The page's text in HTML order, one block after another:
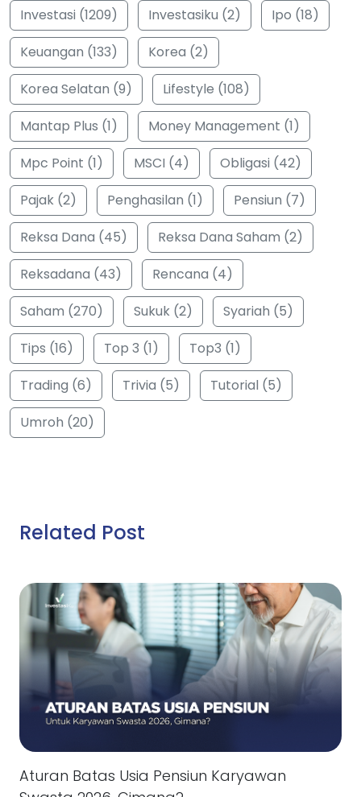
Investasi (1209)
Investasiku (2)
Ipo (18)
Keuangan (133)
Korea (2)
Korea Selatan (9)
Lifestyle (108)
Mantap Plus (1)
Money Management (1)
Mpc Point (1)
MSCI (4)
Obligasi (42)
Pajak (2)
Penghasilan (1)
Pensiun (7)
Reksa Dana (45)
Reksa Dana Saham (2)
Reksadana (43)
Rencana (4)
Saham (270)
Sukuk (2)
Syariah (5)
Tips (16)
Top 3 (1)
Top3 (1)
Trading (6)
Trivia (5)
Tutorial (5)
Umroh (20)
Related Post
Aturan Batas Usia Pensiun Karyawan